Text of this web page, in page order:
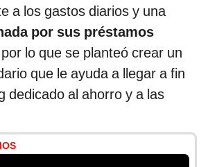
a los gastos diarios y una
por sus préstamos
lo que se planteó crear un
que le ayuda a llegar a fin
dedicado al ahorro y a las